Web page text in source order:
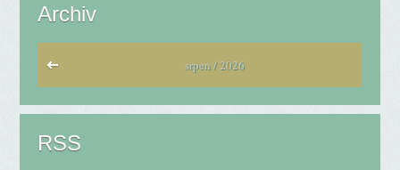
Archiv
srpen / 2026
RSS